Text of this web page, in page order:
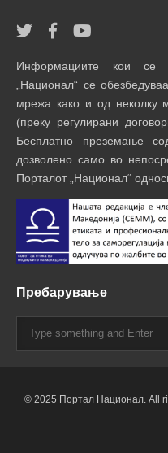
Информациите кои се
„Национал“ се
мрежа како и од неколку
(преку регулирани
Бесплатно преземање
дозволено само во
Порталот „Национал“
Пребарување
© 2025 Портал Национал. All